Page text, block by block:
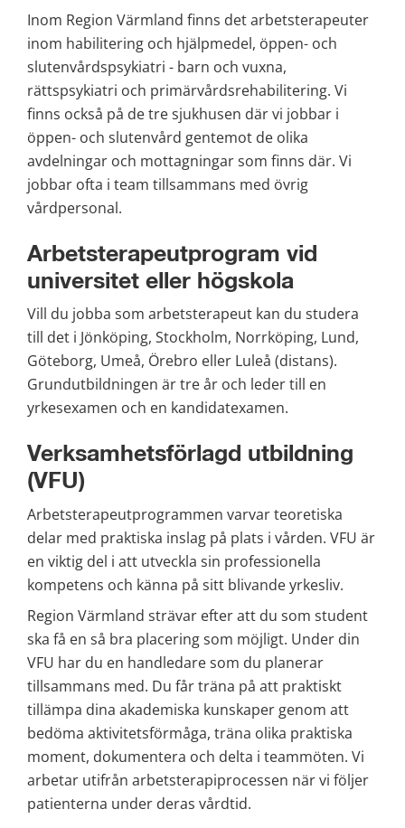
Inom Region Värmland finns det arbetsterapeuter
inom habilitering och hjälpmedel, öppen- och
slutenvårdspsykiatri - barn och vuxna,
rättspsykiatri och primärvårdsrehabilitering. Vi
finns också på de tre sjukhusen där vi jobbar i
öppen- och slutenvård gentemot de olika
avdelningar och mottagningar som finns där. Vi
jobbar ofta i team tillsammans med övrig
vårdpersonal.
Arbetsterapeutprogram vid
universitet eller högskola
Vill du jobba som arbetsterapeut kan du studera
till det i Jönköping, Stockholm, Norrköping, Lund,
Göteborg, Umeå, Örebro eller Luleå (distans).
Grundutbildningen är tre år och leder till en
yrkesexamen och en kandidatexamen.
Verksamhetsförlagd utbildning
(VFU)
Arbetsterapeutprogrammen varvar teoretiska
delar med praktiska inslag på plats i vården. VFU är
en viktig del i att utveckla sin professionella
kompetens och känna på sitt blivande yrkesliv.
Region Värmland strävar efter att du som student
ska få en så bra placering som möjligt. Under din
VFU har du en handledare som du planerar
tillsammans med. Du får träna på att praktiskt
tillämpa dina akademiska kunskaper genom att
bedöma aktivitetsförmåga, träna olika praktiska
moment, dokumentera och delta i teammöten. Vi
arbetar utifrån arbetsterapiprocessen när vi följer
patienterna under deras vårdtid.